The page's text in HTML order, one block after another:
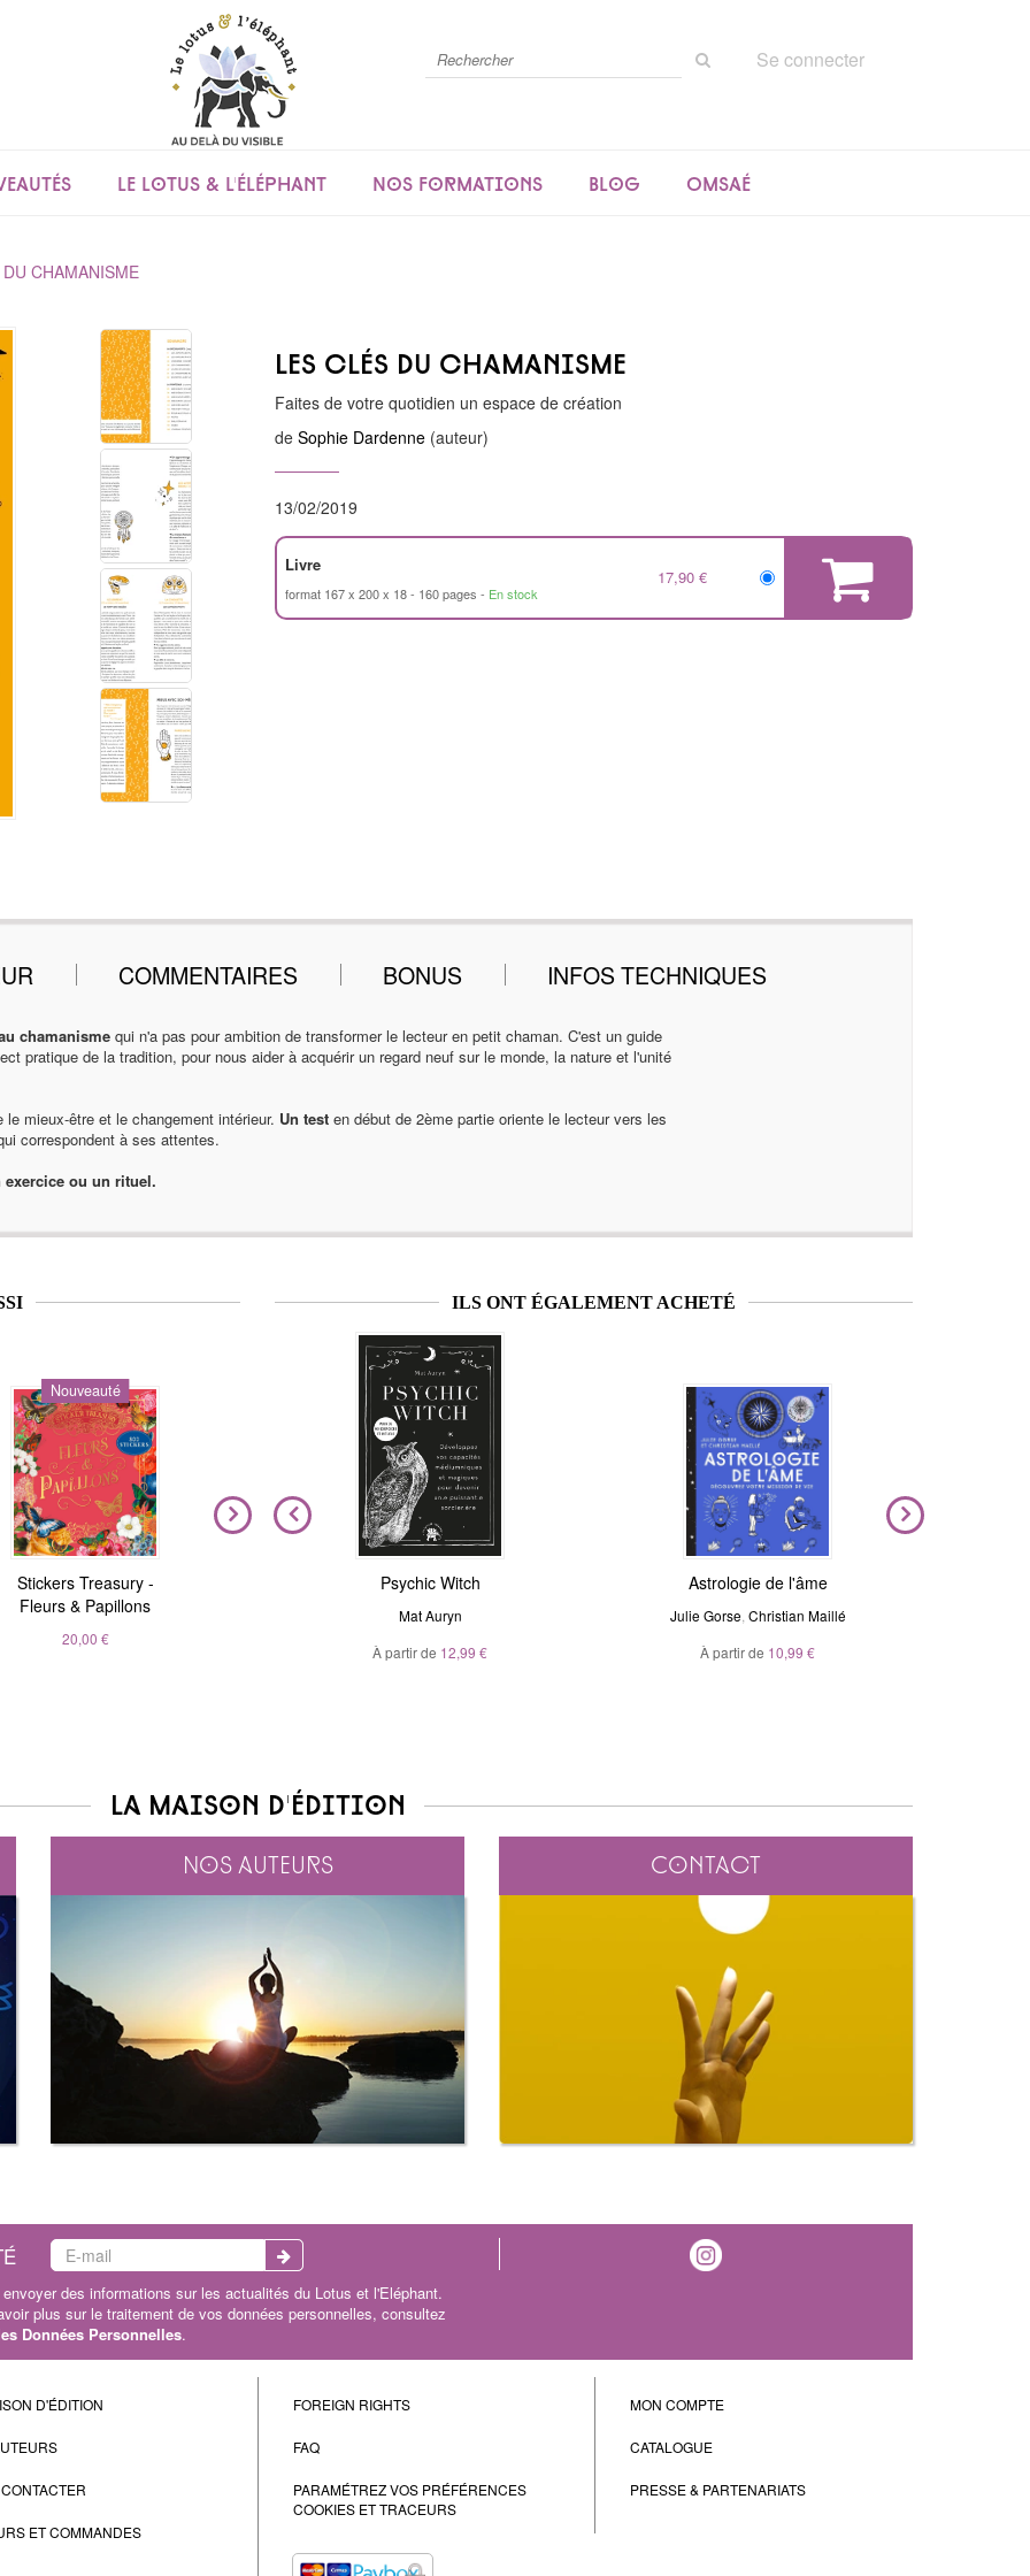
Se connecter
Le lotus & l'éléphant Nos formations Blog Omsaé
CHAMANISME
Les clés du chamanisme
Faites de votre quotidien un espace de création
de Sophie Dardenne (auteur)
13/02/2019
Livre
format 167 x 200 x 18 160 pages En stock
17,90 €
COMMENTAIRES BONUS INFOS TECHNIQUES
chamanisme qui n'a pas pour ambition de transformer le lecteur en petit chaman. C'est un guide
pratique de la tradition, pour nous aider à acquérir un regard neuf sur le monde, la nature et l'unité
le mieux-être et le changement intérieur. Un test en début de 2ème partie oriente le lecteur vers les
correspondent à ses attentes.
ou un rituel.
Nouveauté
Stickers Treasury -
Fleurs & Papillons
20,00 €
Nouveauté
Magic Stickers - Nature
André Sanchez
20,00 €
Nouveauté
Magic Stickers - Céleste
André Sanchez
20,00 €
ILS ONT ÉGALEMENT ACHETÉ
Nous sommes tous
clairvoyants
Belinda Grace
Psychic Witch
Mat Auryn
À partir de 12,99 €
Astrologie de l'âme
Julie Gorse Christian Maillé
À partir de 10,99 €
La maison d'édition
Nos auteurs Contact
des informations sur les actualités du Lotus et l'Eléphant.
plus sur le traitement de vos données personnelles, consultez
Données Personnelles.
D'ÉDITION
ET COMMANDES
FOREIGN RIGHTS
FAQ
PARAMÉTREZ VOS PRÉFÉRENCES
COOKIES ET TRACEURS
MON COMPTE
CATALOGUE
PRESSE & PARTENARIATS